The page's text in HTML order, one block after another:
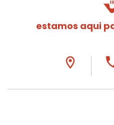
estamos aqui